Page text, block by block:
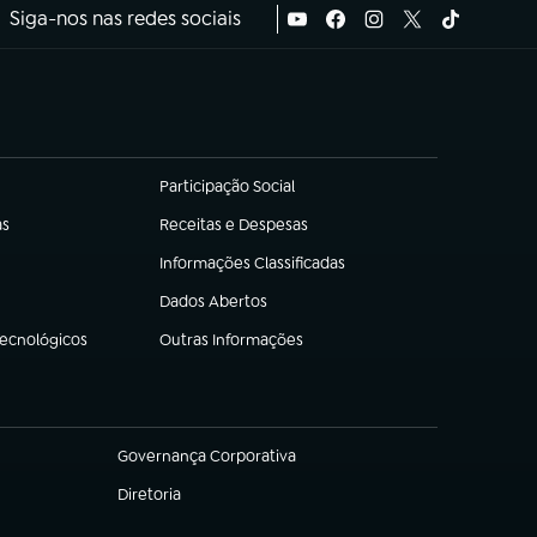
Siga-nos nas redes sociais
Participação Social
(abre em nova aba)
Receitas e Despesas
(abre em nova aba)
Informações Classificadas
(abre em nova aba)
Dados Abertos
(abre em nova aba)
Outras Informações
(abre em nova aba)
Governança Corporativa
(abre em nova aba)
Diretoria
(abre em nova aba)